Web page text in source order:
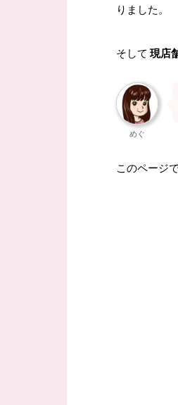
りました。
そして 現店
めぐ
このページ